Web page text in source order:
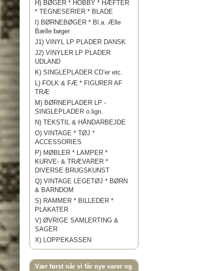
H) BØGER * HOBBY * HÆFTER
* TEGNESERIER * BLADE
I) BØRNEBØGER * Bl.a. Ælle
Bælle bøger
J1) VINYL LP PLADER DANSK
J2) VINYLER LP PLADER
UDLAND
K) SINGLEPLADER CD’er etc.
L) FOLK & FÆ * FIGURER AF
TRÆ
M) BØRNEPLADER LP -
SINGLEPLADER o.lign.
N) TEKSTIL & HÅNDARBEJDE
O) VINTAGE * TØJ *
ACCESSORIES
P) MØBLER * LAMPER *
KURVE- & TRÆVARER *
DIVERSE BRUGSKUNST
Q) VINTAGE LEGETØJ * BØRN
& BARNDOM
S) RAMMER * BILLEDER *
PLAKATER
V) ØVRIGE SAMLERTING &
SAGER
X) LOPPEKASSEN
Vær først når vi får nye varer og